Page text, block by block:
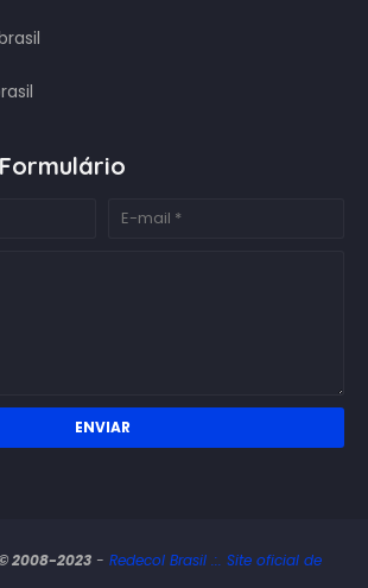
2008-2023- Redecol Brasil .:. Site oficial de